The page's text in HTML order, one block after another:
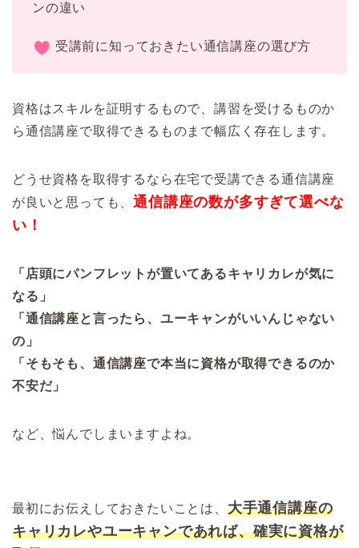
ンの違い
受講前に知っておきたい通信講座の選び方
資格はスキルを証明するもので、講習を受けるものか
ら通信講座で取得できるものまで幅広く存在します。
どうせ資格を取得するなら在宅で受講できる通信講座
が良いと思っても、通信講座の数が多すぎて選べな
い！
「店頭にパンフレットが置いてあるキャリカレが気に
なる」
「通信講座と言ったら、ユーキャンがいいんじゃない
の」
「そもそも、通信講座で本当に資格が取得できるのか
不安だ」
など、悩んでしまいますよね。
最初にお伝えしておきたいことは、 大手通信講座の
キャリカレやユーキャンであれば、確実に資格が